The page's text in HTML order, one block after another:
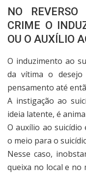
NO
CRIME O
OU O AUXÍLIO
O induzimento ao
da vítima o
pensamento até
A instigação ao
ideia latente, é
O auxílio ao suicídio
o meio para o
Nesse caso,
queixa no local e no